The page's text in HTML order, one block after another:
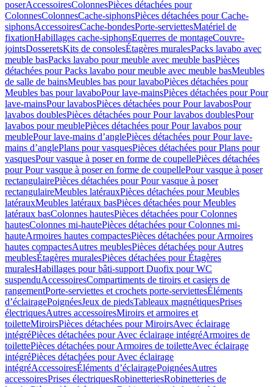
poserAccessoiresColonnesPièces détachées pour
ColonnesColonnesCache-siphonsPièces détachées pour Cache-
siphonsAccessoiresCache-bondesPorte-serviettesMatériel de
fixationHabillages cache-siphonsEquerres de montageCouvre-
jointsDosseretsKits de consolesÉtagères muralesPacks lavabo avec
meuble basPacks lavabo pour meuble avec meuble basPièces
détachées pour Packs lavabo pour meuble avec meuble basMeubles
de salle de bainsMeubles bas pour lavaboPièces détachées pour
Meubles bas pour lavaboPour lave-mainsPièces détachées pour Pour
lave-mainsPour lavabosPièces détachées pour Pour lavabosPour
lavabos doublesPièces détachées pour Pour lavabos doublesPour
lavabos pour meublePièces détachées pour Pour lavabos pour
meublePour lave-mains d’anglePièces détachées pour Pour lave-
mains d’anglePlans pour vasquesPièces détachées pour Plans pour
vasquesPour vasque à poser en forme de coupellePièces détachées
pour Pour vasque à poser en forme de coupellePour vasque à poser
rectangulairePièces détachées pour Pour vasque à poser
rectangulaireMeubles latérauxPièces détachées pour Meubles
latérauxMeubles latéraux basPièces détachées pour Meubles
latéraux basColonnes hautesPièces détachées pour Colonnes
hautesColonnes mi-hautePièces détachées pour Colonnes mi-
hauteArmoires hautes compactesPièces détachées pour Armoires
hautes compactesAutres meublesPièces détachées pour Autres
meublesÉtagères muralesPièces détachées pour Étagères
muralesHabillages pour bâti-support Duofix pour WC
suspenduAccessoiresCompartiments de tiroirs et casiers de
rangementPorte-serviettes et crochets porte-serviettesÉléments
d’éclairagePoignéesJeux de piedsTableaux magnétiquesPrises
électriquesAutres accessoiresMiroirs et armoires et
toiletteMiroirsPièces détachées pour MiroirsAvec éclairage
intégréPièces détachées pour Avec éclairage intégréArmoires de
toilettePièces détachées pour Armoires de toiletteAvec éclairage
intégréPièces détachées pour Avec éclairage
intégréAccessoiresÉléments d’éclairagePoignéesAutres
accessoiresPrises électriquesRobinetteriesRobinetteries de